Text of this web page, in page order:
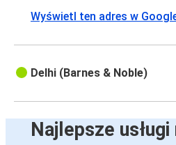
Wyświetl ten adres w
Delhi (Barnes & Noble)
Najlepsze usługi